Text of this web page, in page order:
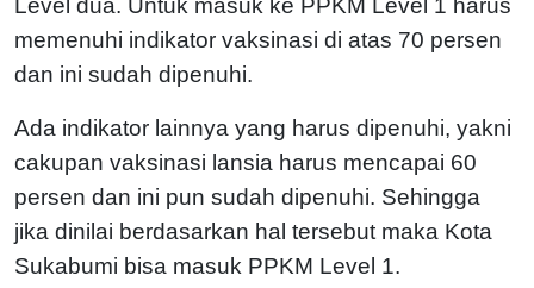
Level dua. Untuk masuk ke PPKM Level 1 harus
memenuhi indikator vaksinasi di atas 70 persen
dan ini sudah dipenuhi.
Ada indikator lainnya yang harus dipenuhi, yakni
cakupan vaksinasi lansia harus mencapai 60
persen dan ini pun sudah dipenuhi. Sehingga
jika dinilai berdasarkan hal tersebut maka Kota
Sukabumi bisa masuk PPKM Level 1.